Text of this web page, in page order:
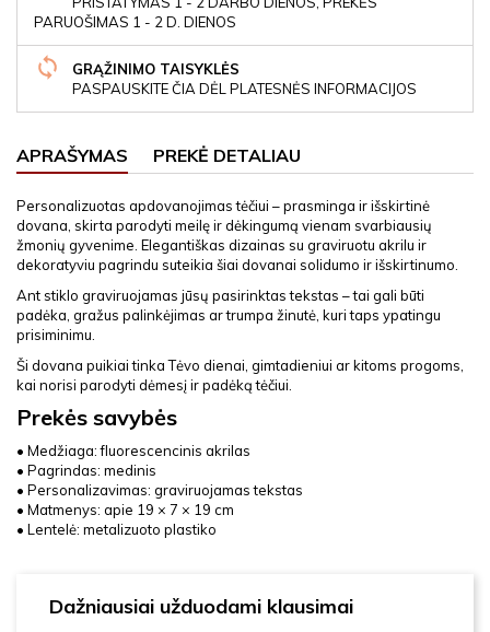
PARUOŠIMAS 1 - 2 D. DIENOS
GRĄŽINIMO TAISYKLĖS
PASPAUSKITE ČIA DĖL PLATESNĖS INFORMACIJOS
APRAŠYMAS PREKĖ DETALIAU
Personalizuotas apdovanojimas tėčiui – prasminga ir išskirtinė
dovana, skirta parodyti meilę ir dėkingumą vienam svarbiausių
žmonių gyvenime. Elegantiškas dizainas su graviruotu akrilu ir
dekoratyviu pagrindu suteikia šiai dovanai solidumo ir išskirtinumo.
Ant stiklo graviruojamas jūsų pasirinktas tekstas – tai gali būti
padėka, gražus palinkėjimas ar trumpa žinutė, kuri taps ypatingu
prisiminimu.
Ši dovana puikiai tinka Tėvo dienai, gimtadieniui ar kitoms progoms,
kai norisi parodyti dėmesį ir padėką tėčiui.
Prekės savybės
• Medžiaga: fluorescencinis akrilas
• Pagrindas: medinis
• Personalizavimas: graviruojamas tekstas
• Matmenys: apie 19 × 7 × 19 cm
• Lentelė: metalizuoto plastiko
Dažniausiai užduodami klausimai